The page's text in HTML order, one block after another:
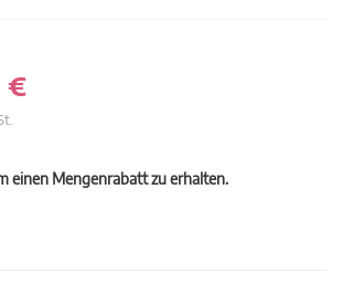
€
einen Mengenrabatt zu erhalten.